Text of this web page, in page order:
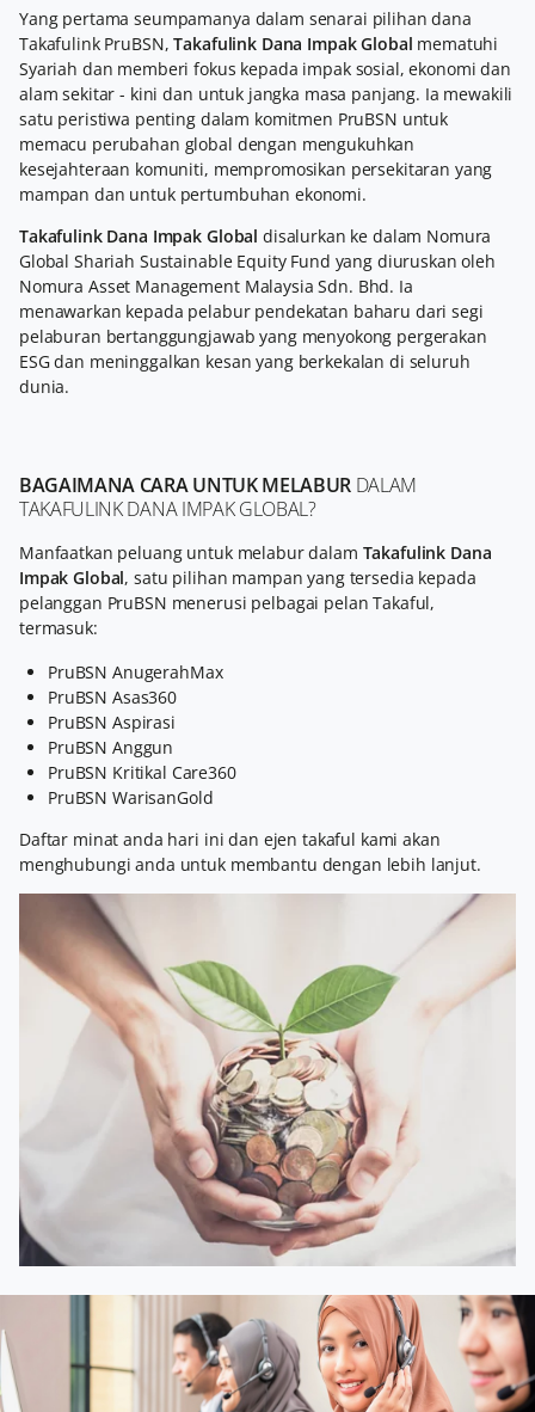
Yang pertama seumpamanya dalam senarai pilihan dana
Takafulink PruBSN,Takafulink Dana Impak Global mematuhi
Syariah dan memberi fokus kepada impak sosial, ekonomi dan
alam sekitar - kini dan untuk jangka masa panjang. Ia mewakili
satu peristiwa penting dalam komitmen PruBSN untuk
memacu perubahan global dengan mengukuhkan
kesejahteraan komuniti, mempromosikan persekitaran yang
mampan dan untuk pertumbuhan ekonomi.
Takafulink Dana Impak Global disalurkan ke dalam Nomura
Global Shariah Sustainable Equity Fund yang diuruskan oleh
Nomura Asset Management Malaysia Sdn. Bhd. Ia
menawarkan kepada pelabur pendekatan baharu dari segi
pelaburan bertanggungjawab yang menyokong pergerakan
ESG dan meninggalkan kesan yang berkekalan di seluruh
dunia.
BAGAIMANA CARA UNTUK MELABUR DALAM
TAKAFULINK DANA IMPAK GLOBAL?
Manfaatkan peluang untuk melabur dalam Takafulink Dana
Impak Global, satu pilihan mampan yang tersedia kepada
pelanggan PruBSN menerusi pelbagai pelan Takaful,
termasuk:
PruBSN AnugerahMax
PruBSN Asas360
PruBSN Aspirasi
PruBSN Anggun
PruBSN Kritikal Care360
PruBSN WarisanGold
Daftar minat anda hari ini dan ejen takaful kami akan
menghubungi anda untuk membantu dengan lebih lanjut.